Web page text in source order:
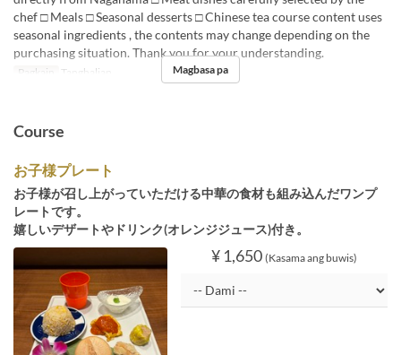
chef □ Meals □ Seasonal desserts □ Chinese tea course content uses
seasonal ingredients , the contents may change depending on the
purchasing situation. Thank you for your understanding.
Pagkain Tanghalian Magbasa pa
Course
お子様プレート
お子様が召し上がっていただける中華の食材も組み込んだワンプ
レートです。
嬉しいデザートやドリンク(オレンジジュース)付き。
¥ 1,650 (Kasama ang buwis)